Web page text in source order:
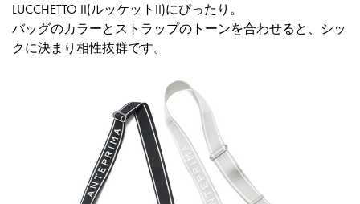
LUCCHETTO II(ルッケットII)にぴったり。
バッグのカラーとストラップのトーンを合わせると、シッ
クに決まり相性抜群です。